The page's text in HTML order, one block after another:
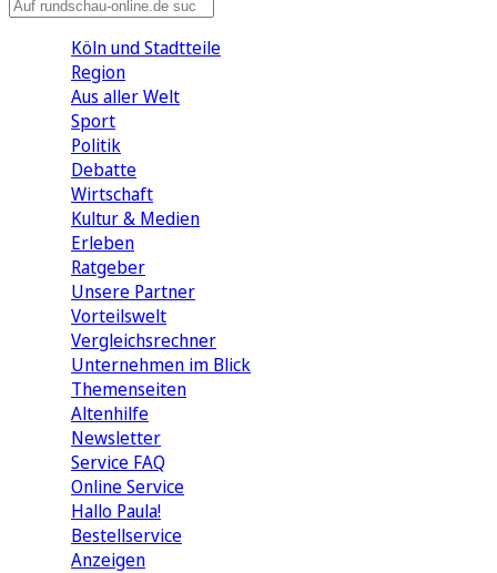
Köln und Stadtteile
Region
Aus aller Welt
Sport
Politik
Debatte
Wirtschaft
Kultur & Medien
Erleben
Ratgeber
Unsere Partner
Vorteilswelt
Vergleichsrechner
Unternehmen im Blick
Themenseiten
Altenhilfe
Newsletter
Service FAQ
Online Service
Hallo Paula!
Bestellservice
Anzeigen